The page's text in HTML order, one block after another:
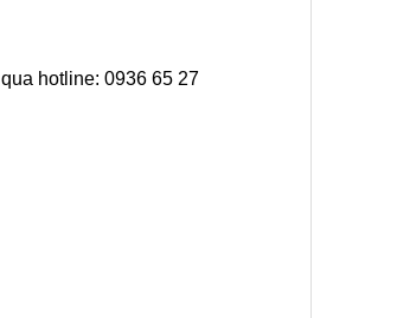
qua hotline: 0936 65 27